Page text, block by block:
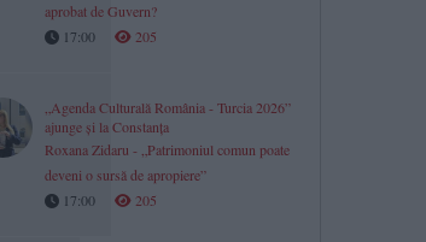
aprobat de Guvern?
17:00
205
„Agenda Culturală România - Turcia 2026”
ajunge și la Constanța
Roxana Zidaru - „Patrimoniul comun poate
deveni o sursă de apropiere”
17:00
205